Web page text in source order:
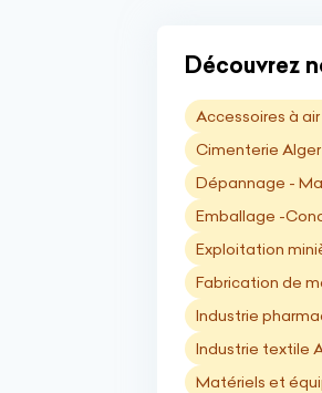
Découvrez
Accessoires à
Cimenterie
Dépannage -
Emballage -
Exploitation
Fabrication de
Industrie
Industrie textile
Matériels et